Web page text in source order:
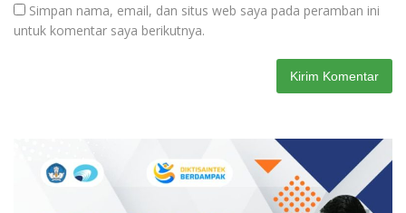
Simpan nama, email, dan situs web saya pada peramban ini
untuk komentar saya berikutnya.